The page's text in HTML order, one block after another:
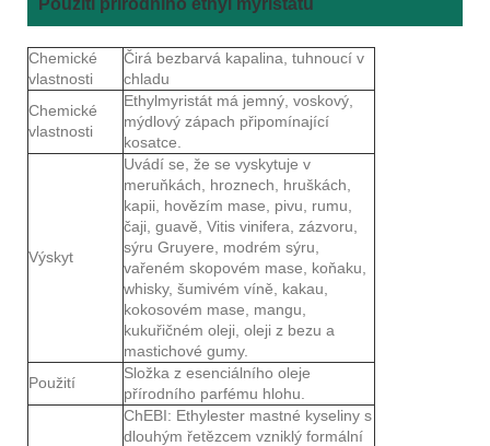
Chemické
vlastnosti
Čirá bezbarvá kapalina, tuhnoucí v
chladu
Chemické
vlastnosti
Ethylmyristát má jemný, voskový,
mýdlový zápach připomínající
kosatce.
Výskyt
Uvádí se, že se vyskytuje v
meruňkách, hroznech, hruškách,
kapii, hovězím mase, pivu, rumu,
čaji, guavě, Vitis vinifera, zázvoru,
sýru Gruyere, modrém sýru,
vařeném skopovém mase, koňaku,
whisky, šumivém víně, kakau,
kokosovém mase, mangu,
kukuřičném oleji, oleji z bezu a
mastichové gumy.
Použití
Složka z esenciálního oleje
přírodního parfému hlohu.
ChEBI: Ethylester mastné kyseliny s
dlouhým řetězcem vzniklý formální